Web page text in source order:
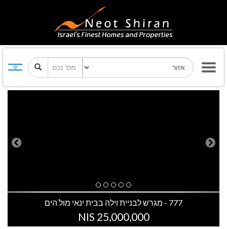
Previous Next
777 - מגרש לבניית וילה בבית ינאי מול הים
25,000,000 NIS